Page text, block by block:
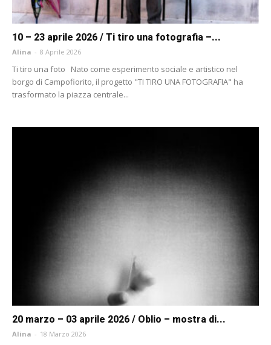
10 – 23 aprile 2026 / Ti tiro una fotografia –...
Alina - 8 Aprile 2026
Ti tiro una foto Nato come esperimento sociale e artistico nel
borgo di Campofiorito, il progetto "TI TIRO UNA FOTOGRAFIA" ha
trasformato la piazza centrale...
20 marzo – 03 aprile 2026 / Oblio – mostra di...
Alina - 18 Marzo 2026